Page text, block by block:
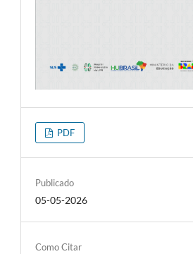
PDF
Publicado
05-05-2026
Como Citar